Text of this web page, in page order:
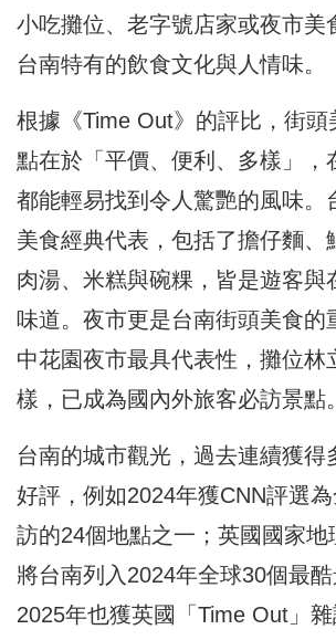
小吃攤位、老字號店家或夜市美
台南特有的飲食文化與人情味。
根據《Time Out》的評比，街頭
點在於「平價、便利、多樣」，
都能輕易找到令人驚艷的風味。
美食經典代表，包括了擔仔麵、
肉湯、米糕與碗粿，皆是遊客與
味道。夜市更是台南街頭美食的
中花園夜市最具代表性，攤位林
樣，已成為國內外旅客必訪景點。
台南的城市觀光，過去連續獲得
好評，例如2024年獲CNN評選
訪的24個地點之一；英國國家地
將台南列入2024年全球30個最酷
2025年也獲英國「Time Out」